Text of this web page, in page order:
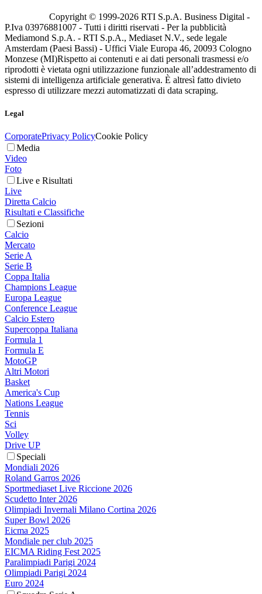
Copyright © 1999-2026 RTI S.p.A. Business Digital -
P.Iva 03976881007 - Tutti i diritti riservati - Per la pubblicità
Mediamond S.p.A. - RTI S.p.A., Mediaset N.V., sede legale
Amsterdam (Paesi Bassi) - Uffici Viale Europa 46, 20093 Cologno
Monzese (MI)Rispetto ai contenuti e ai dati personali trasmessi e/o
riprodotti è vietata ogni utilizzazione funzionale all’addestramento di
sistemi di intelligenza artificiale generativa. È altresì fatto divieto
espresso di utilizzare mezzi automatizzati di data scraping.
Legal
CorporatePrivacy PolicyCookie Policy
Media
Video
Foto
Live e Risultati
Live
Diretta Calcio
Risultati e Classifiche
Sezioni
Calcio
Mercato
Serie A
Serie B
Coppa Italia
Champions League
Europa League
Conference League
Calcio Estero
Supercoppa Italiana
Formula 1
Formula E
MotoGP
Altri Motori
Basket
America's Cup
Nations League
Tennis
Sci
Volley
Drive UP
Speciali
Mondiali 2026
Roland Garros 2026
Sportmediaset Live Riccione 2026
Scudetto Inter 2026
Olimpiadi Invernali Milano Cortina 2026
Super Bowl 2026
Eicma 2025
Mondiale per club 2025
EICMA Riding Fest 2025
Paralimpiadi Parigi 2024
Olimpiadi Parigi 2024
Euro 2024